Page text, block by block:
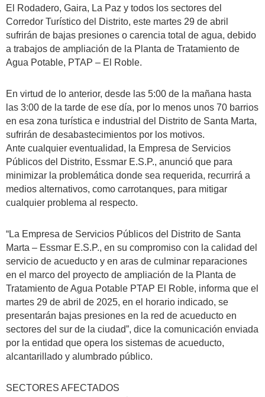
El Rodadero, Gaira, La Paz y todos los sectores del
Corredor Turístico del Distrito, este martes 29 de abril
sufrirán de bajas presiones o carencia total de agua, debido
a trabajos de ampliación de la Planta de Tratamiento de
Agua Potable, PTAP – El Roble.
En virtud de lo anterior, desde las 5:00 de la mañana hasta
las 3:00 de la tarde de ese día, por lo menos unos 70 barrios
en esa zona turística e industrial del Distrito de Santa Marta,
sufrirán de desabastecimientos por los motivos.
Ante cualquier eventualidad, la Empresa de Servicios
Públicos del Distrito, Essmar E.S.P., anunció que para
minimizar la problemática donde sea requerida, recurrirá a
medios alternativos, como carrotanques, para mitigar
cualquier problema al respecto.
“La Empresa de Servicios Públicos del Distrito de Santa
Marta – Essmar E.S.P., en su compromiso con la calidad del
servicio de acueducto y en aras de culminar reparaciones
en el marco del proyecto de ampliación de la Planta de
Tratamiento de Agua Potable PTAP El Roble, informa que el
martes 29 de abril de 2025, en el horario indicado, se
presentarán bajas presiones en la red de acueducto en
sectores del sur de la ciudad”, dice la comunicación enviada
por la entidad que opera los sistemas de acueducto,
alcantarillado y alumbrado público.
SECTORES AFECTADOS